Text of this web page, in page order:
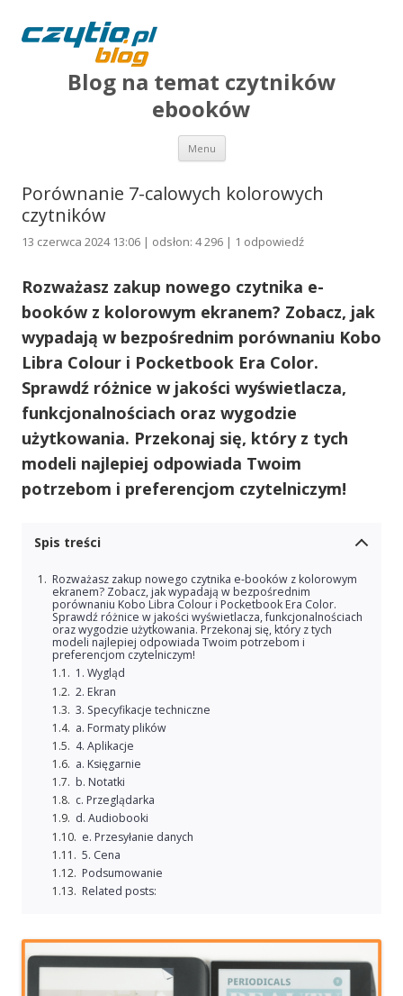
Blog na temat czytników
ebooków
Menu Przejdź do treści
Porównanie 7-calowych kolorowych
czytników
13 czerwca 2024 13:06 | odsłon: 4 296 | 1 odpowiedź
Rozważasz zakup nowego czytnika e-
booków z kolorowym ekranem? Zobacz, jak
wypadają w bezpośrednim porównaniu Kobo
Libra Colour i Pocketbook Era Color.
Sprawdź różnice w jakości wyświetlacza,
funkcjonalnościach oraz wygodzie
użytkowania. Przekonaj się, który z tych
modeli najlepiej odpowiada Twoim
potrzebom i preferencjom czytelniczym!
Spis treści
Rozważasz zakup nowego czytnika e-booków z kolorowym
ekranem? Zobacz, jak wypadają w bezpośrednim
porównaniu Kobo Libra Colour i Pocketbook Era Color.
Sprawdź różnice w jakości wyświetlacza, funkcjonalnościach
oraz wygodzie użytkowania. Przekonaj się, który z tych
modeli najlepiej odpowiada Twoim potrzebom i
preferencjom czytelniczym!
1. Wygląd
2. Ekran
3. Specyfikacje techniczne
a. Formaty plików
4. Aplikacje
a. Księgarnie
b. Notatki
c. Przeglądarka
d. Audiobooki
e. Przesyłanie danych
5. Cena
Podsumowanie
Related posts: